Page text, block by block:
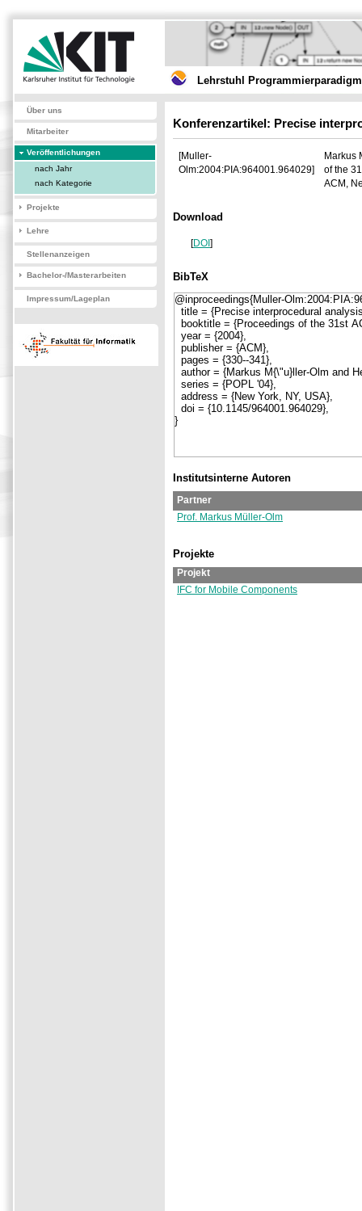
Lehrstuhl
Über uns
Mitarbeiter
Veröffentlichungen
nach Jahr
nach Kategorie
Projekte
Lehre
Stellenanzeigen
Bachelor-/Masterarbeiten
Impressum/Lageplan
Konferenzartikel: Precise
[Muller-
Olm:2004:PIA:964001.964029]
Markus
of the
ACM,
Download
[DOI ]
BibTeX
Institutsinterne Autoren
Partner
Prof. Markus Müller-Olm
Projekte
Projekt
IFC for Mobile Components